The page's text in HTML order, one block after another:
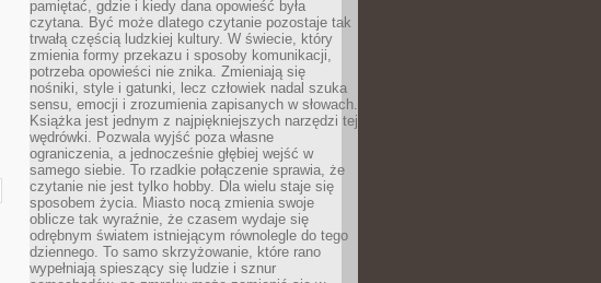
pamiętać, gdzie i kiedy dana opowieść była
czytana. Być może dlatego czytanie pozostaje tak
trwałą częścią ludzkiej kultury. W świecie, który
zmienia formy przekazu i sposoby komunikacji,
potrzeba opowieści nie znika. Zmieniają się
nośniki, style i gatunki, lecz człowiek nadal szuka
sensu, emocji i zrozumienia zapisanych w słowach.
Książka jest jednym z najpiękniejszych narzędzi tej
wędrówki. Pozwala wyjść poza własne
ograniczenia, a jednocześnie głębiej wejść w
samego siebie. To rzadkie połączenie sprawia, że
czytanie nie jest tylko hobby. Dla wielu staje się
sposobem życia. Miasto nocą zmienia swoje
oblicze tak wyraźnie, że czasem wydaje się
odrębnym światem istniejącym równolegle do tego
dziennego. To samo skrzyżowanie, które rano
wypełniają spieszący się ludzie i sznur